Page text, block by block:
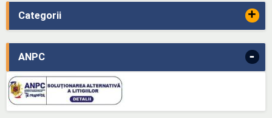
Categorii +
ANPC -